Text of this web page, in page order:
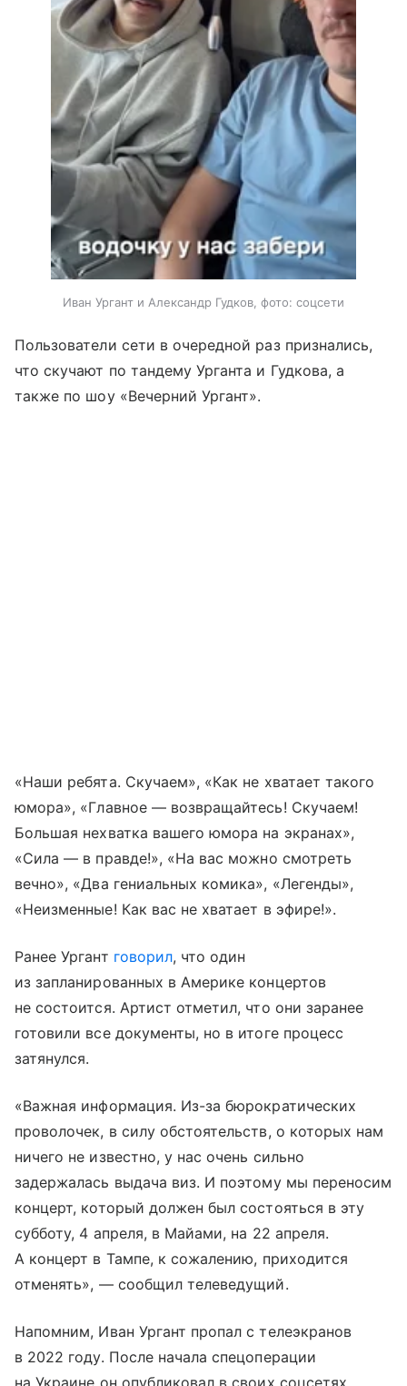
Иван Ургант и Александр Гудков, фото: соцсети
Пользователи сети в очередной раз признались,
что скучают по тандему Урганта и Гудкова, а
также по шоу «Вечерний Ургант».
«Наши ребята. Скучаем», «Как не хватает такого
юмора», «Главное — возвращайтесь! Скучаем!
Большая нехватка вашего юмора на экранах»,
«Сила — в правде!», «На вас можно смотреть
вечно», «Два гениальных комика», «Легенды»,
«Неизменные! Как вас не хватает в эфире!».
Ранее Ургант говорил, что один
из запланированных в Америке концертов
не состоится. Артист отметил, что они заранее
готовили все документы, но в итоге процесс
затянулся.
«Важная информация. Из-за бюрократических
проволочек, в силу обстоятельств, о которых нам
ничего не известно, у нас очень сильно
задержалась выдача виз. И поэтому мы переносим
концерт, который должен был состояться в эту
субботу, 4 апреля, в Майами, на 22 апреля.
А концерт в Тампе, к сожалению, приходится
отменять», — сообщил телеведущий.
Напомним, Иван Ургант пропал с телеэкранов
в 2022 году. После начала спецоперации
на Украине он опубликовал в своих соцсетях